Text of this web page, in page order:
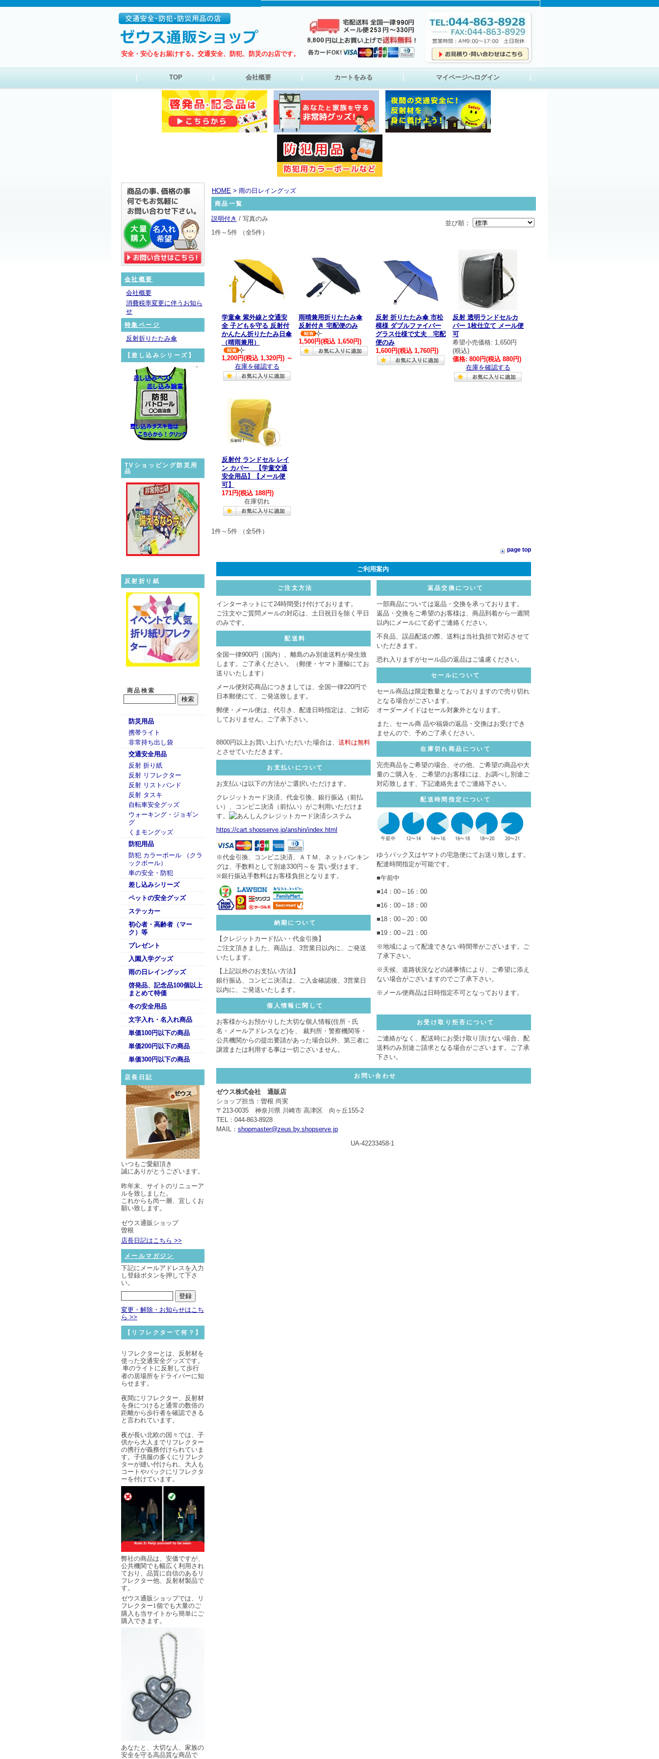
安全・安心をお届けする。交通安全、防犯、防災のお店です。
TOP 会社概要 カートをみる マイページへログイン
会社概要
会社概要
消費税率変更に伴うお知ら
せ
特集ページ
反射折りたたみ傘
【差し込みシリーズ】
TVショッピング防災用
品
反射折り紙
商品検索
防災用品
携帯ライト
非常持ち出し袋
交通安全用品
反射 折り紙
反射 リフレクター
反射 リストバンド
反射 タスキ
自転車安全グッズ
ウォーキング・ジョギン
グ
くまモングッズ
防犯用品
防犯 カラーボール （クラ
ックボール）
車の安全・防犯
差し込みシリーズ
ペットの安全グッズ
ステッカー
初心者・高齢者（マー
ク）等
プレゼント
入園入学グッズ
雨の日レイングッズ
啓発品、記念品100個以上
まとめて特価
冬の安全用品
文字入れ・名入れ商品
単価100円以下の商品
単価200円以下の商品
単価300円以下の商品
店長日記
いつもご愛顧頂き
誠にありがとうございます。
昨年末、サイトのリニューア
ルを致しました。
これからも尚一層、宜しくお
願い致します。
ゼウス通販ショップ
曽根
店長日記はこちら >>
メールマガジン
下記にメールアドレスを入力
し登録ボタンを押して下さ
い。
変更・解除・お知らせはこち
ら >>
【リフレクターて何？】
リフレクターとは、反射材を
使った交通安全グッズです。
車のライトに反射して歩行
者の居場所をドライバーに知
らせます。
夜間にリフレクター、反射材
を身につけると通常の数倍の
距離から歩行者を確認できる
と言われています。
夜が長い北欧の国々では、子
供から大人までリフレクター
の携行が義務付けられていま
す。子供服の多くにリフレク
ターが縫い付けられ、大人も
コートやバックにリフレクタ
ーを付けています。
弊社の商品は、安価ですが、
公共機関でも幅広く利用され
ており、品質に自信のあるリ
フレクター他、反射材製品で
す。
ゼウス通販ショップでは、リ
フレクター1個でも大量のご
購入も当サイトから簡単にご
購入できます。
あなたと、大切な人、家族の
安全を守る高品質な商品で
HOME > 雨の日レイングッズ
商品一覧
並び順：
説明付き / 写真のみ
1件～5件 （全5件）
学童傘 紫外線と交通安
全 子どもを守る 反射付
かんたん折りたたみ日傘
（晴雨兼用）
1,200円(税込 1,320円) ～
在庫を確認する
雨晴兼用折りたたみ傘
反射付き 宅配便のみ
1,500円(税込 1,650円)
反射 折りたたみ傘 市松
模様 ダブルファイバー
グラス仕様で丈夫 宅配
便のみ
1,600円(税込 1,760円)
反射 透明ランドセルカ
バー 1枚仕立て メール便
可
希望小売価格: 1,650円
(税込)
価格: 800円(税込 880円)
在庫を確認する
反射付 ランドセル レイ
ン カバー 【学童交通
安全用品】【メール便
可】
171円(税込 188円)
在庫切れ
1件～5件 （全5件）
page top
ご利用案内
ご注文方法
インターネットにて24時間受け付けております。
ご注文やご質問メールの対応は、土日祝日を除く平日
のみです。
配送料
全国一律900円（国内）、離島のみ別途送料が発生致
します。ご了承ください。（郵便・ヤマト運輸にてお
送りいたします）
メール便対応商品につきましては、全国一律220円で
日本郵便にて、ご発送致します。
郵便・メール便は、代引き、配達日時指定は、ご対応
しておりません。ご了承下さい。
8800円以上お買い上げいただいた場合は、 送料は無料
とさせていただきます。
お支払いについて
お支払いは以下の方法がご選択いただけます。
クレジットカード決済、代金引換、銀行振込（前払
い）、コンビニ決済（前払い）がご利用いただけま
す。
https://cart.shopserve.jp/anshin/index.html
※代金引換、コンビニ決済、ＡＴＭ、ネットバンキン
グは、手数料として別途330円～を 貰い受けます。
※銀行振込手数料はお客様負担となります。
納期について
【クレジットカード払い・代金引換】
ご注文頂きました、商品は、3営業日以内に、ご発送
いたします。
【上記以外のお支払い方法】
銀行振込、コンビニ決済は、ご入金確認後、3営業日
以内に、ご発送いたします。
個人情報に関して
お客様からお預かりした大切な個人情報(住所・氏
名・メールアドレスなど)を、 裁判所・警察機関等・
公共機関からの提出要請があった場合以外、第三者に
譲渡または利用する事は一切ございません。
返品交換について
一部商品については返品・交換を承っております。
返品・交換をご希望のお客様は、商品到着から一週間
以内にメールにて必ずご連絡ください。
不良品、誤品配送の際、送料は当社負担で対応させて
いただきます。
恐れ入りますがセール品の返品はご遠慮ください。
セールについて
セール商品は限定数量となっておりますので売り切れ
となる場合がございます。
オーダーメイドはセール対象外となります。
また、セール商 品や福袋の返品・交換はお受けでき
ませんので、予めご了承ください。
在庫切れ商品について
完売商品をご希望の場合、その他、ご希望の商品や大
量のご購入を、ご希望のお客様には、お調べし別途ご
対応致します、下記連絡先までご連絡下さい。
配送時間指定について
ゆうパック又はヤマトの宅急便にてお送り致します。
配達時間指定が可能です。
■午前中
■14：00～16：00
■16：00～18：00
■18：00～20：00
■19：00～21：00
※地域によって配達できない時間帯がございます。ご
了承下さい。
※天候、道路状況などの諸事情により、ご希望に添え
ない場合がございますのでご了承下さい。
※メール便商品は日時指定不可となっております。
お受け取り拒否について
ご連絡がなく、配送時にお受け取り頂けない場合、配
送料のみ別途ご請求となる場合がございます。ご了承
下さい。
お問い合わせ
ゼウス株式会社 通販店
ショップ担当：曽根 尚実
〒213-0035 神奈川県 川崎市 高津区 向ヶ丘155-2
TEL：044-863-8928
MAIL： shopmaster@zeus.by.shopserve.jp
UA-42233458-1